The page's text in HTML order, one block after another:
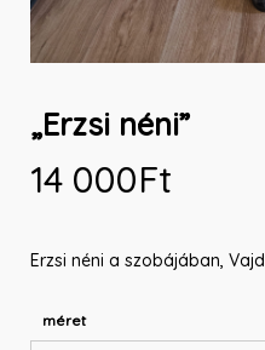
„Erzsi néni”
14 000Ft
Erzsi néni a szobájában,
méret